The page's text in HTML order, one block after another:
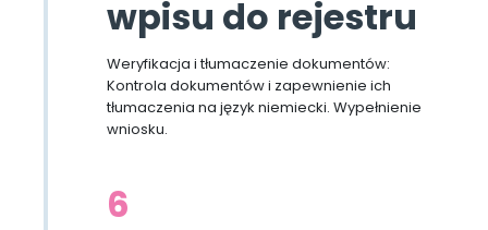
wpisu do rejestru
Weryfikacja i tłumaczenie dokumentów:
Kontrola dokumentów i zapewnienie ich
tłumaczenia na język niemiecki. Wypełnienie
wniosku.
6